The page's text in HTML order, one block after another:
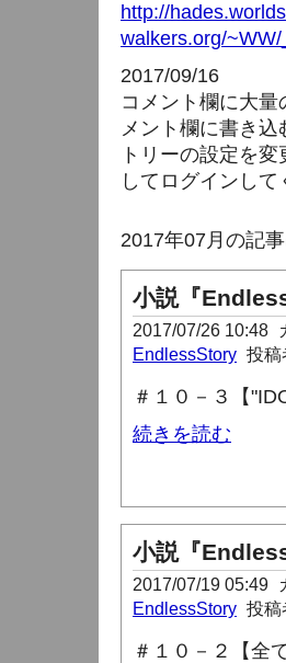
http://
walkers.org/
2017/09/16
コメント欄に大
メント欄に書き
トリーの設定を
してログインして
2017年07月の記
小説『
2017/07/26 10:48
EndlessStory 投稿
＃１０－３【
続きを読む
小説『
2017/07/19 05:49
EndlessStory 投稿
＃１０－２【全